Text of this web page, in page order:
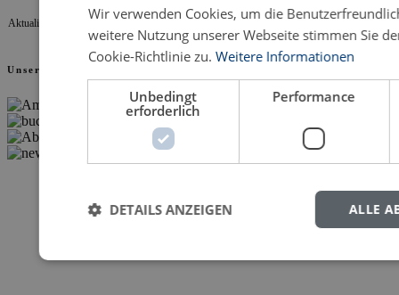
Aktualisiert 07.08.2026 13:41
Unsere Partner
Wir verwenden Cookies, um die
weitere Nutzung unserer Webseite stimmen Sie
Cookie-Richtlinie zu. Weitere Informationen
Unbedingt
erforderlich
Performance
ALLE
DETAILS ANZEIGEN